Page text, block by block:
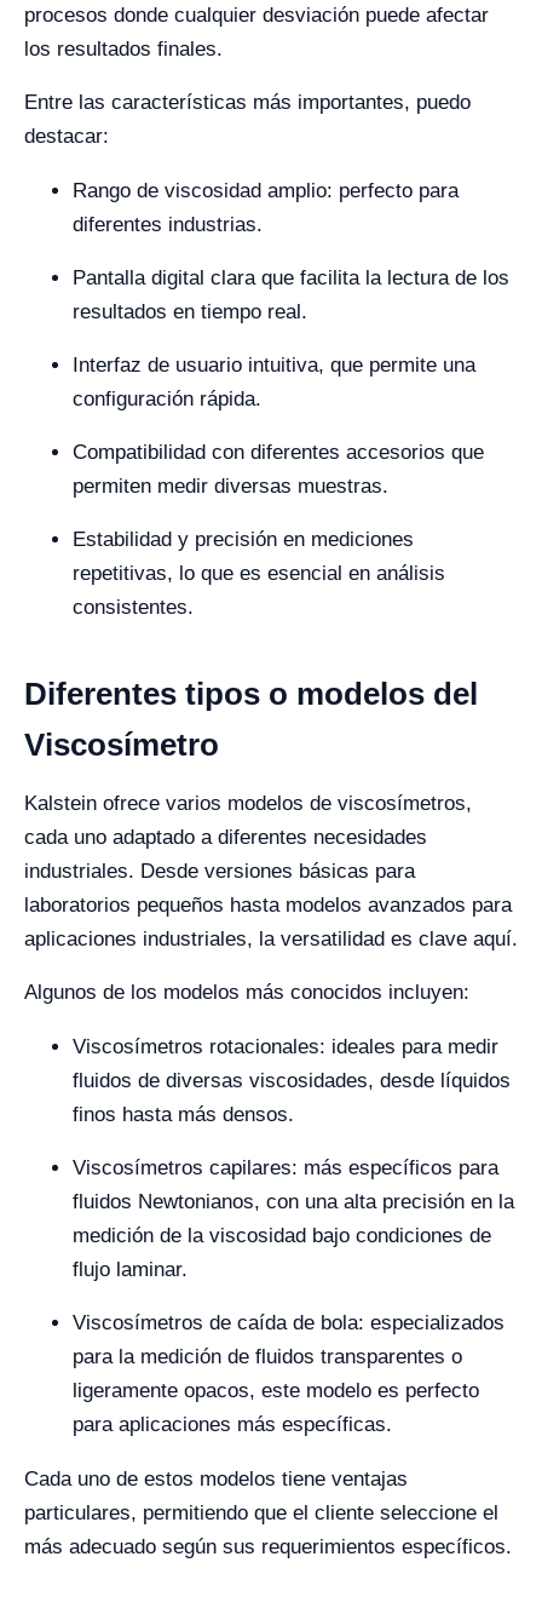
procesos donde cualquier desviación puede afectar
los resultados finales.
Entre las características más importantes, puedo
destacar:
Rango de viscosidad amplio: perfecto para
diferentes industrias.
Pantalla digital clara que facilita la lectura de los
resultados en tiempo real.
Interfaz de usuario intuitiva, que permite una
configuración rápida.
Compatibilidad con diferentes accesorios que
permiten medir diversas muestras.
Estabilidad y precisión en mediciones
repetitivas, lo que es esencial en análisis
consistentes.
Diferentes tipos o modelos del
Viscosímetro
Kalstein ofrece varios modelos de viscosímetros,
cada uno adaptado a diferentes necesidades
industriales. Desde versiones básicas para
laboratorios pequeños hasta modelos avanzados para
aplicaciones industriales, la versatilidad es clave aquí.
Algunos de los modelos más conocidos incluyen:
Viscosímetros rotacionales: ideales para medir
fluidos de diversas viscosidades, desde líquidos
finos hasta más densos.
Viscosímetros capilares: más específicos para
fluidos Newtonianos, con una alta precisión en la
medición de la viscosidad bajo condiciones de
flujo laminar.
Viscosímetros de caída de bola: especializados
para la medición de fluidos transparentes o
ligeramente opacos, este modelo es perfecto
para aplicaciones más específicas.
Cada uno de estos modelos tiene ventajas
particulares, permitiendo que el cliente seleccione el
más adecuado según sus requerimientos específicos.